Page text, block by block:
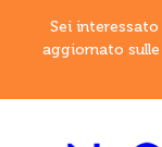
Sei
aggiornato